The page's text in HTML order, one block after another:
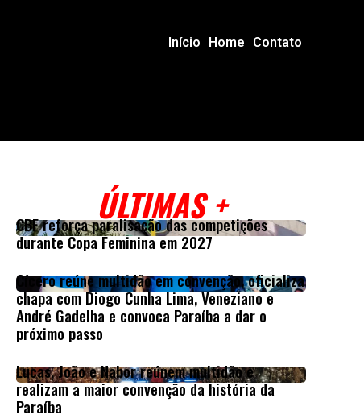
Início Home Contato
ÚLTIMAS +
CBF reforça paralisação das competições
durante Copa Feminina em 2027
Cícero reúne multidão em convenção, oficializa
chapa com Diogo Cunha Lima, Veneziano e
André Gadelha e convoca Paraíba a dar o
próximo passo
Lucas, João e Nabor reúnem multidão e
realizam a maior convenção da história da
Paraíba